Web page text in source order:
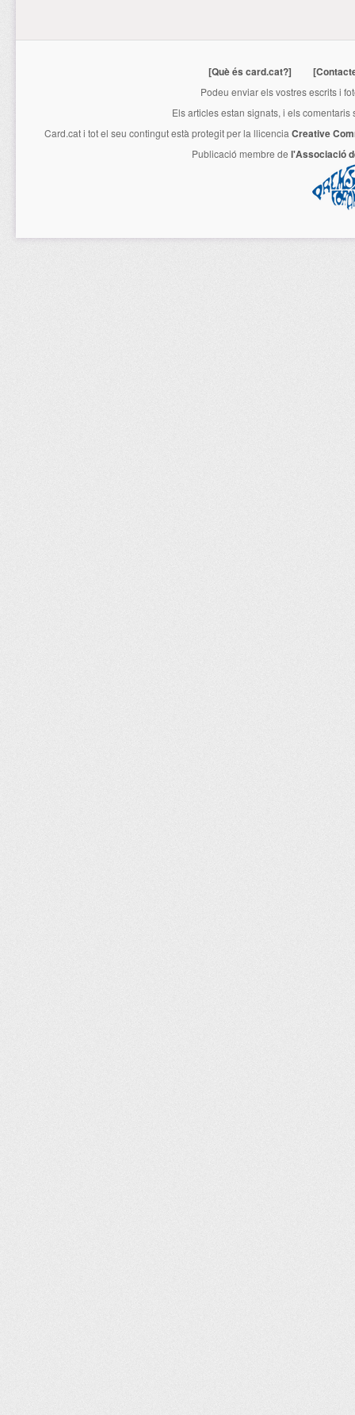
[Què és card.cat?]
Podeu enviar els vostres escrits i
Els articles estan signats, i els
Card.cati tot el seu contingut està protegit per la llicencia Creative
Publicació membre de l'Associació